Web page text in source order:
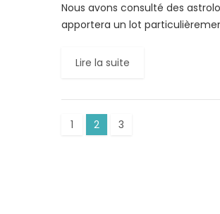
Nous avons consulté des
apportera un lot
Lire la suite
1 2 3